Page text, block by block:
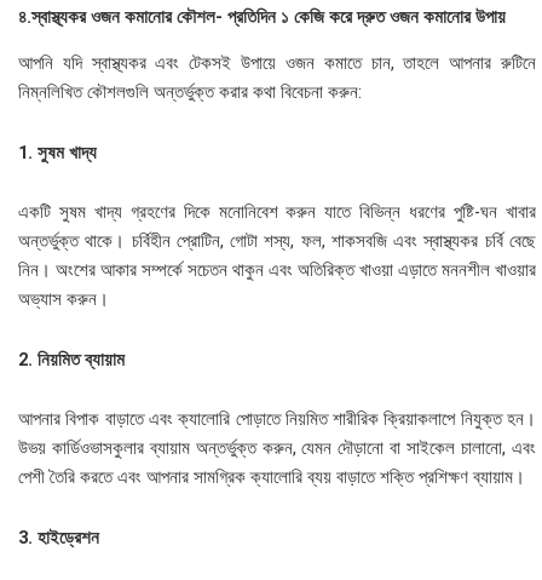
৪.স্বাস্থ্যকর ওজন কমানোর কৌশল- প্রতিদিন ১ কেজি করে দ্রুত ওজন কমানোর উপায়
আপনি যদি স্বাস্থ্যকর এবং টেকসই উপায়ে ওজন কমাতে চান, তাহলে আপনার রুটিনে
নিম্নলিখিত কৌশলগুলি অন্তর্ভুক্ত করার কথা বিবেচনা করুন:
1. সুষম খাদ্য
একটি সুষম খাদ্য গ্রহণের দিকে মনোনিবেশ করুন যাতে বিভিন্ন ধরণের পুষ্টি-ঘন খাবার
অন্তর্ভুক্ত থাকে। চর্বিহীন প্রোটিন, গোটা শস্য, ফল, শাকসবজি এবং স্বাস্থ্যকর চর্বি বেছে
নিন। অংশের আকার সম্পর্কে সচেতন থাকুন এবং অতিরিক্ত খাওয়া এড়াতে মননশীল খাওয়ার
অভ্যাস করুন।
2. নিয়মিত ব্যায়াম
আপনার বিপাক বাড়াতে এবং ক্যালোরি পোড়াতে নিয়মিত শারীরিক ক্রিয়াকলাপে নিযুক্ত হন।
উভয় কার্ডিওভাসকুলার ব্যায়াম অন্তর্ভুক্ত করুন, যেমন দৌড়ানো বা সাইকেল চালানো, এবং
পেশী তৈরি করতে এবং আপনার সামগ্রিক ক্যালোরি ব্যয় বাড়াতে শক্তি প্রশিক্ষণ ব্যায়াম।
3. হাইড্রেশন